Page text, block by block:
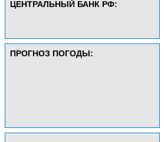
ЦЕНТРАЛЬНЫЙ БАНК РФ:
ПРОГНОЗ ПОГОДЫ: